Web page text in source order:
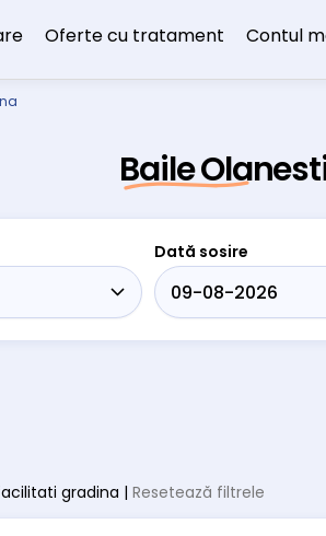
Oferte cu tratament Contul
Baile
Dată sosire
gradina | Resetează filtrele